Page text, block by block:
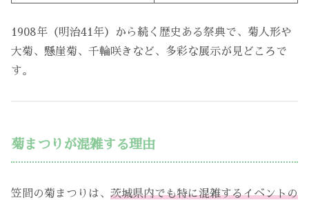
1908年（明治41年）から続く歴史ある祭典で、菊人形や
大菊、懸崖菊、千輪咲きなど、多彩な展示が見どころで
す。
菊まつりが混雑する理由
笠間の菊まつりは、 茨城県内でも特に混雑するイベントの